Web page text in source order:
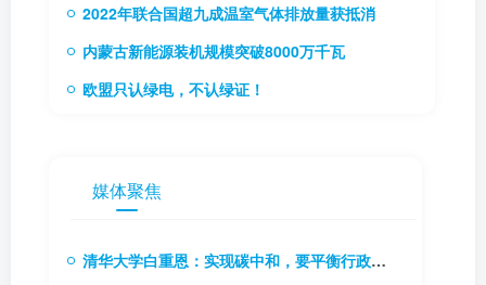
2022年联合国超九成温室气体排放量获抵消
内蒙古新能源装机规模突破8000万千瓦
欧盟只认绿电，不认绿证！
媒体聚焦
清华大学白重恩：实现碳中和，要平衡行政手段和价格手段